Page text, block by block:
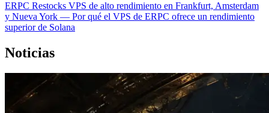
ERPC Restocks VPS de alto rendimiento en Frankfurt, Amsterdam
y Nueva York — Por qué el VPS de ERPC ofrece un rendimiento
superior de Solana
Noticias